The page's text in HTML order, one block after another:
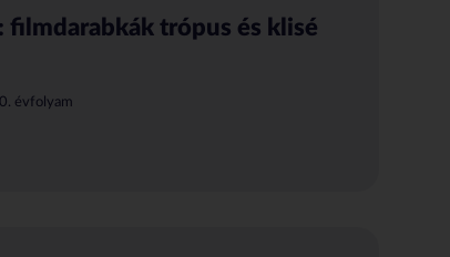
filmdarabkák trópus és klisé
évfolyam